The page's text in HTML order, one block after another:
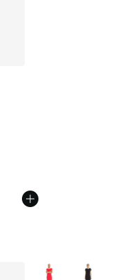
Plus de couleurs